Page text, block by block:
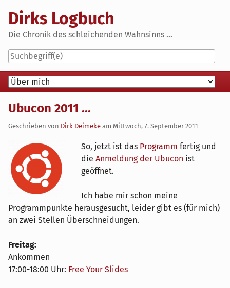
content
Dirks Logbuch
Die Chronik des schleichenden Wahnsinns ...
Navigation
Ubucon 2011 ...
Geschrieben von Dirk Deimeke am Mittwoch, 7. September 2011
So, jetzt ist das Programm fertig und
die Anmeldung der Ubucon ist
geöffnet.
Ich habe mir schon meine
Programmpunkte herausgesucht, leider gibt es (für mich)
an zwei Stellen Überschneidungen.
Freitag:
Ankommen
17:00-18:00 Uhr: Free Your Slides